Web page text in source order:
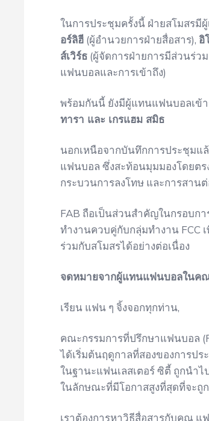
ในการประชุมครั้งนี้ ฝ่ายสโมสรมี
อร์ลิฮี (ผู้อำนวยการฝ่ายสื่อสาร), อิ
ส์เวิร์ธ (ผู้จัดการฝ่ายการมีส่วนร่ว
แฟนบอลและการเข้าถึง)
พร้อมกันนี้ ยังมีผู้แทนแฟนบอลเข้
ทารา และ เกรแฮม สมิธ
นอกเหนือจากบันทึกการประชุมแ
แฟนบอล ซึ่งสะท้อนมุมมองโดยต
กระบวนการลงโทษ และการสา
FAB ถือเป็นส่วนสำคัญในกรอบก
ทำงานควบคู่กับกลุ่มทำงาน FCC
ร่วมกับสโมสรได้อย่างต่อเนื่อง
จดหมายจากผู้แทนแฟนบอลในค
เรียน แฟน ๆ จิ้งจอกทุกท่าน,
คณะกรรมการที่ปรึกษาแฟนบอล
ได้เริ่มต้นฤดูกาลที่สองของการป
ในฐานะแฟนเลสเตอร์ ซิตี้ ถูกนำไ
ในลักษณะที่มีโอกาสสูงที่สุดที่จะถู
เราต้องการหาวิธีสื่อสารกับคุณ แ